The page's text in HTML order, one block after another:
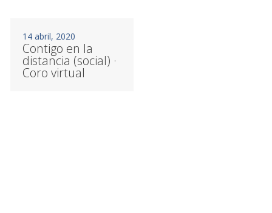
14 abril, 2020
Contigo en la
distancia (social) ·
Coro virtual